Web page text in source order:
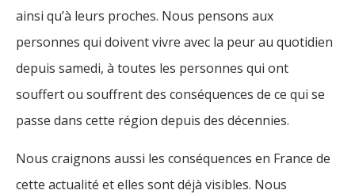
ainsi qu’à leurs proches. Nous pensons aux
personnes qui doivent vivre avec la peur au quotidien
depuis samedi, à toutes les personnes qui ont
souffert ou souffrent des conséquences de ce qui se
passe dans cette région depuis des décennies.
Nous craignons aussi les conséquences en France de
cette actualité et elles sont déjà visibles. Nous